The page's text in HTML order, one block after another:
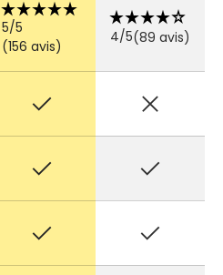
star_ratestar_ratestar_ratestar_ratestar_rate
5/5
(156 avis)
star_ratestar_ratestar_ratestar_ratestar_rate
4/5(89 avis)
check close
check check
check check